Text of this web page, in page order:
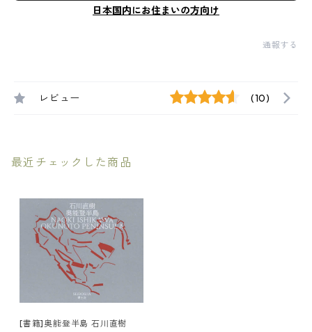
日本国内にお住まいの方向け
通報する
レビュー (10)
最近チェックした商品
[書籍]奥能登半島 石川直樹